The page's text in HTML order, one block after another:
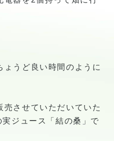
ょうど良い時間のように
売させていただいていた
ジュース「結の桑」で